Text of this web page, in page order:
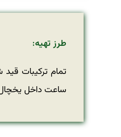
طرز تهیه:
تمام ترکیبات
ساعت داخل